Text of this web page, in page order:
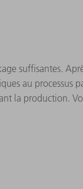
suffisantes.
au
la production.